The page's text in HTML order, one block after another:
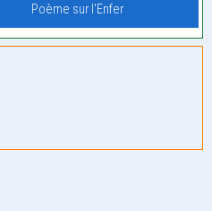
Poème sur l'Enfer